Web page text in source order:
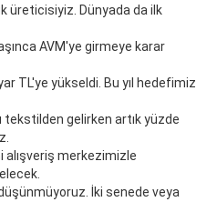
üreticisiyiz. Dünyada da ilk
AVM'ye girmeye karar
TL'ye yükseldi. Bu yıl hedefimiz
gelirken artık yüzde
alışveriş merkezimizle
İki senede veya